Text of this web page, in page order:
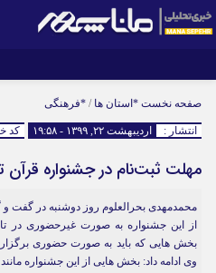
اینستاگرام
سروش
آپارات رمز عبور
مرا به خاطر بسپار
صفحه نخست *استان ها / *فرهنگی
انتشار : اردیبهشت ۲۲, ۱۳۹۹ - ۱۹:۵۸ کد
مهلت ثبت‌نام در جشنواره قرآن
محمدمهدی بحرالعلوم روز دوشنبه در گفت و
از این جشنواره به صورت غیرحضوری در
بخش هایی که باید به صورت حضوری
وی ادامه داد: بخش هایی از این جشنواره